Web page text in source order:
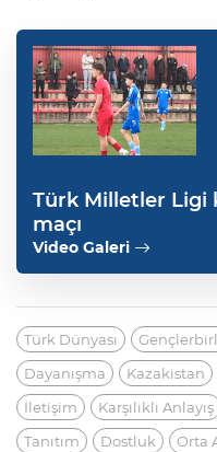
Türk Milletler Ligi
maçı
Video Galeri
Türk Dünyası
Dayanışma
Kazakistan
İletişim
Karşılıklı Anlayış
Tanıtım
Dostluk Orta